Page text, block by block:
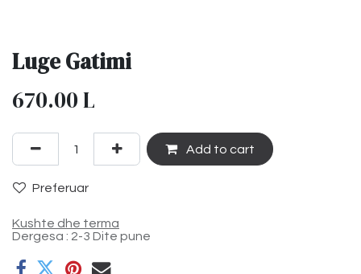
Luge Gatimi
670.00L
Add to cart
Preferuar
Kushte dhe terma
Dergesa : 2-3 Dite pune